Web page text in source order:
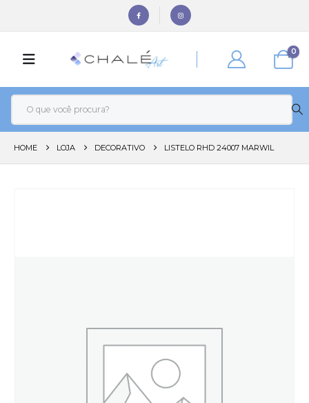
0
HOME LOJA DECORATIVO LISTELO RHD 24007 MARWIL